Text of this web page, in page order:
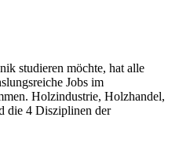
studieren möchte, hat alle
Jobs im
Holzindustrie, Holzhandel,
die 4 Disziplinen der